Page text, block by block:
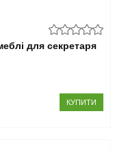
для секретаря
КУПИТИ